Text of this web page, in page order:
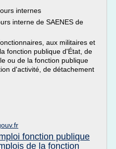
internes
interne de SAENES de
aux militaires et
fonction publique d'État, de
ou de la fonction publique
d'activité, de détachement
fonction publique
de la fonction